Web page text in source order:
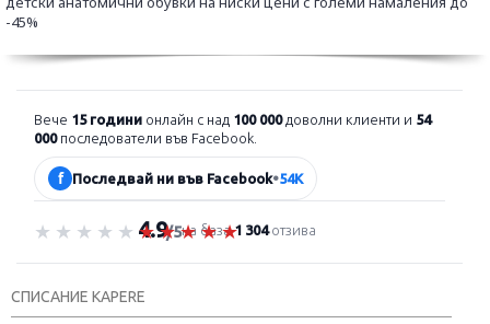
-45%
Вече 15 години онлайн с над 100 000доволни клиенти и 54
000последователи във Facebook.
f Последвай ни във Facebook•54K
Оценка 4.9 от 5
4.9/5на база1 304отзива
СПИСАНИЕ KAPERE